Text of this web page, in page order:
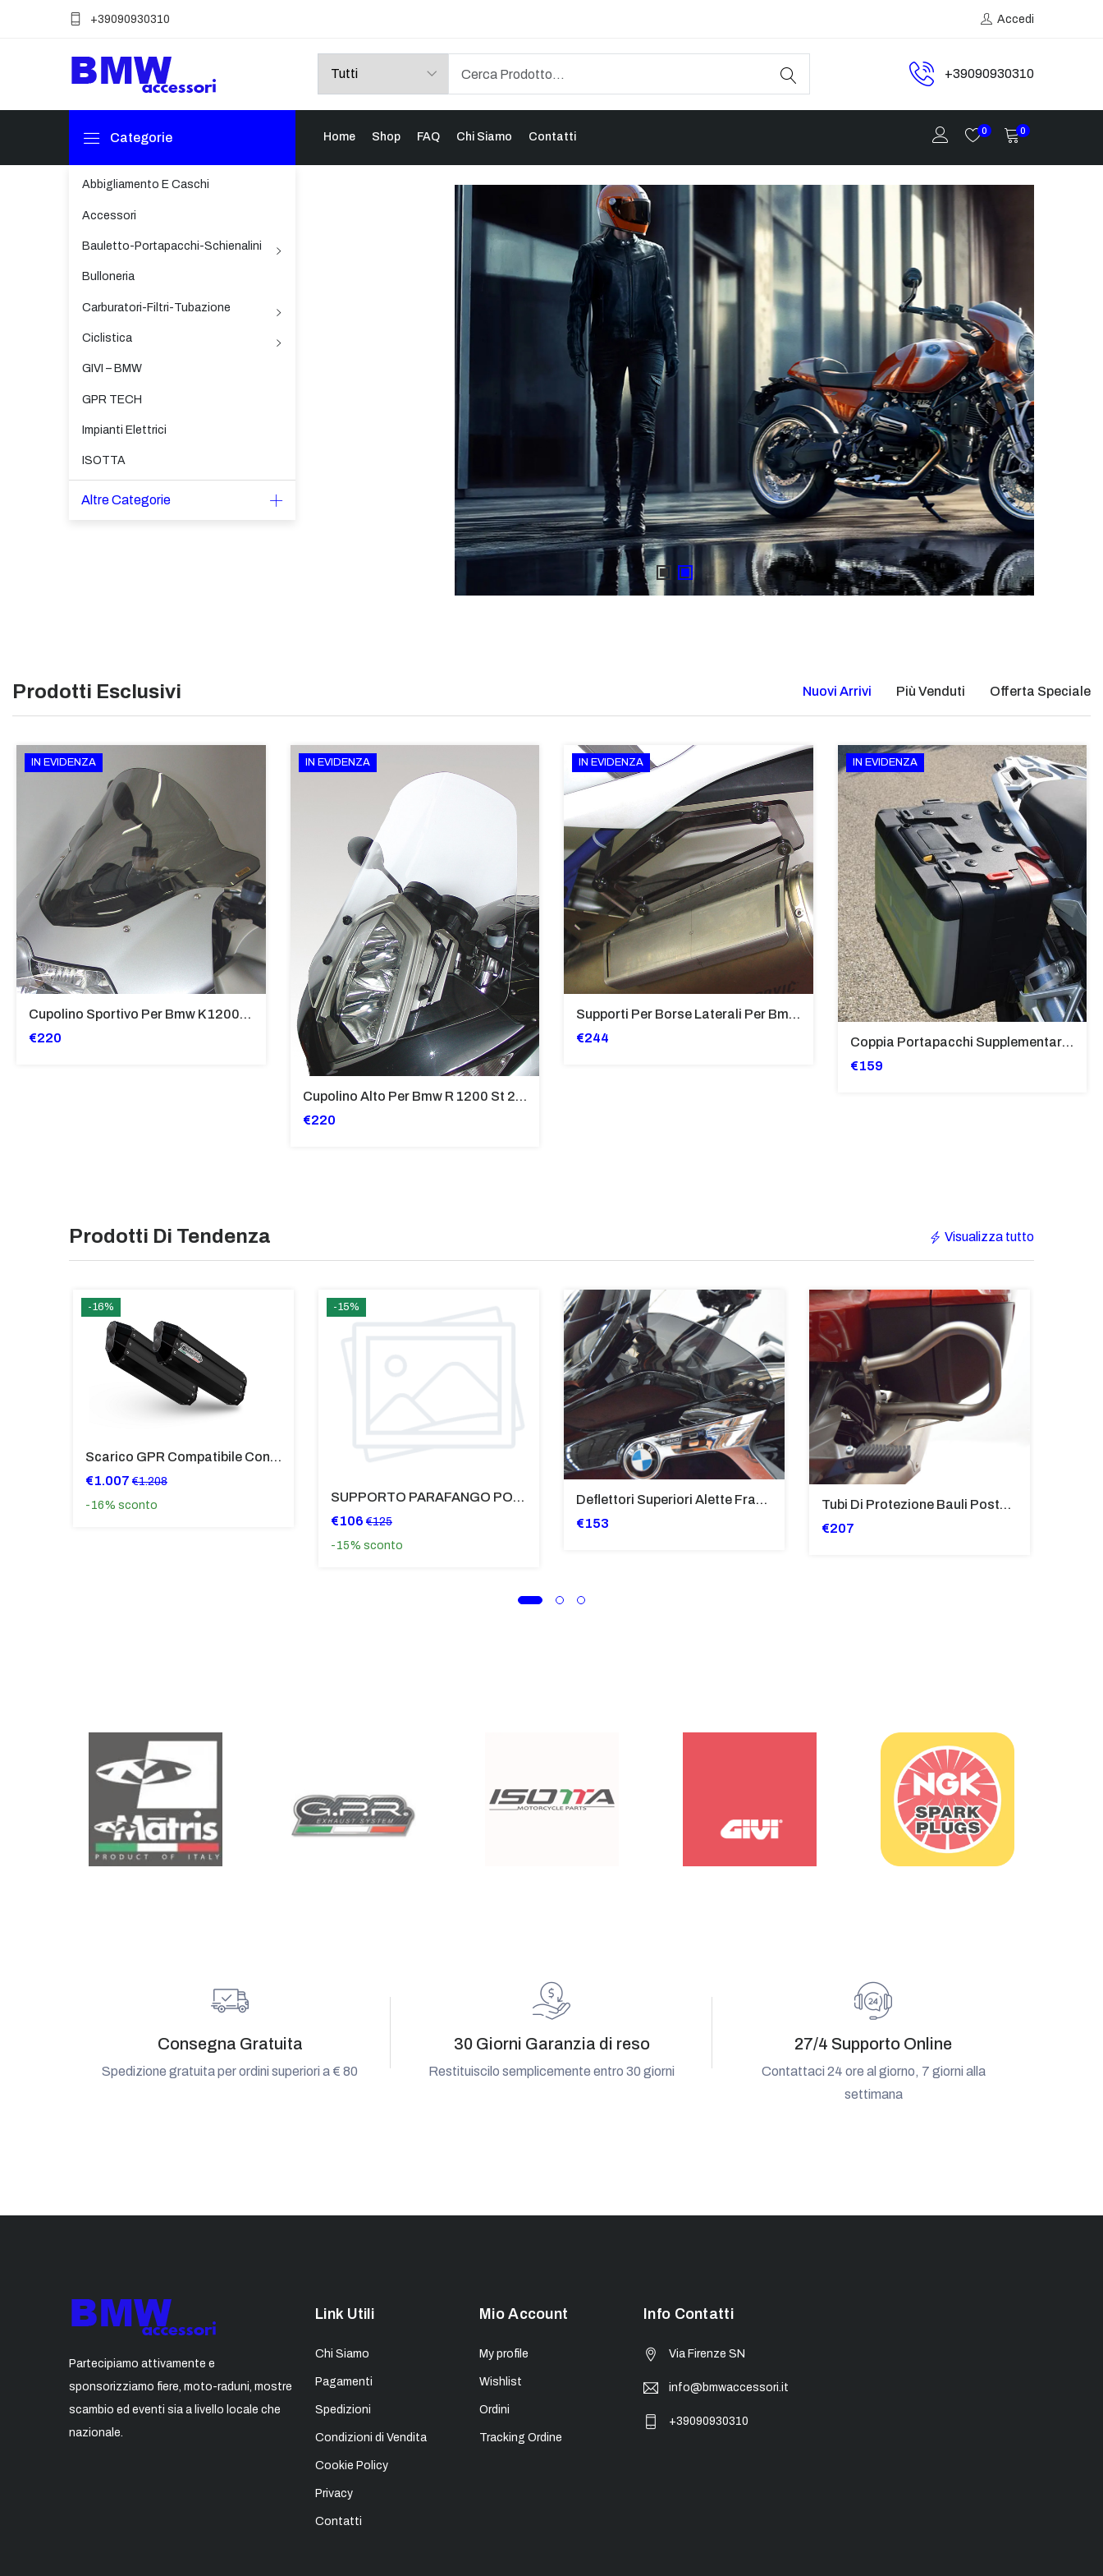
+39090930310 Accedi
+39090930310
Categorie
Abbigliamento E Caschi
Accessori
Bauletto-Portapacchi-Schienalini
Bulloneria
Carburatori-Filtri-Tubazione
Ciclistica
GIVI – BMW
GPR TECH
Impianti Elettrici
ISOTTA
Altre Categorie
Home Shop FAQ Chi Siamo Contatti 0 0
Prodotti Esclusivi Nuovi Arrivi Più Venduti Offerta Speciale
IN EVIDENZA
Cupolino Sportivo Per Bmw K 1200 R Sport 2005-07 TRASPARENTE - Sc967-T
€220
IN EVIDENZA
Cupolino Alto Per Bmw R 1200 St 2004 - 2007 TRASPARENTE - Sc950-T
€220
IN EVIDENZA
Supporti Per Borse Laterali Per Bmw Hp2 Megamoto 2007 - 2008 TRASPARENTE - Sb02-T
€244
IN EVIDENZA
Coppia Portapacchi Supplementare In Ferro Per Borse Modello “Vario” Bmw - PP29-R1250GS
€159
Prodotti Di Tendenza Visualizza tutto
-16%
Scarico GPR Compatibile Con Bmw K 1600 Gt 2017-2021 - Hyper Sonic Black Titanium
€1.007 €1.208
-16% sconto
-15%
SUPPORTO PARAFANGO POSTERIORE BMW F900XR
€106 €125
-15% sconto
Deflettori Superiori Alette Frangivento Bmw K 1600 Gtl (2017>) - Bugger - Grand America Fumè Scuro - SP8023-FS-K1600GTL
€153
Tubi Di Protezione Bauli Posteriori Per Bmw K 1600 Gt/Gtl (2010>2016) GIALLO - TB8025-K1600GTL
€207
Consegna Gratuita
Spedizione gratuita per ordini superiori a € 80
30 Giorni Garanzia di reso
Restituiscilo semplicemente entro 30 giorni
27/4 Supporto Online
Contattaci 24 ore al giorno, 7 giorni alla
settimana
Partecipiamo attivamente e
sponsorizziamo fiere, moto-raduni, mostre
scambio ed eventi sia a livello locale che
nazionale.
Link Utili
Chi Siamo
Pagamenti
Spedizioni
Condizioni di Vendita
Cookie Policy
Privacy
Contatti
Mio Account
My profile
Wishlist
Ordini
Tracking Ordine
Info Contatti
Via Firenze SN
info@bmwaccessori.it
+39090930310